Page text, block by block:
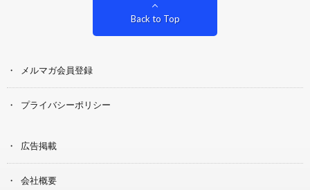
Back to Top
メルマガ会員登録
プライバシーポリシー
広告掲載
会社概要